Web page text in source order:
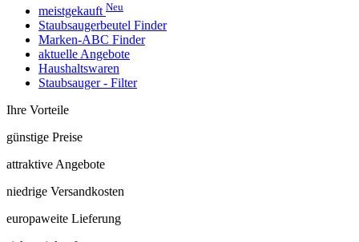
meistgekauft Neu
Staubsaugerbeutel Finder
Marken-ABC Finder
aktuelle Angebote
Haushaltswaren
Staubsauger - Filter
Ihre Vorteile
günstige Preise
attraktive Angebote
niedrige Versandkosten
europaweite Lieferung